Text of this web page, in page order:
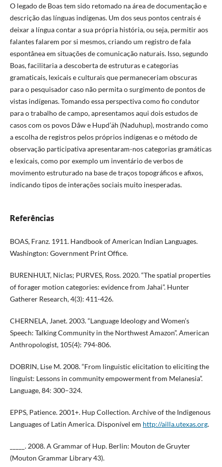
O legado de Boas tem sido retomado na área de documentação e
descrição das línguas indígenas. Um dos seus pontos centrais é
deixar a língua contar a sua própria história, ou seja, permitir aos
falantes falarem por si mesmos, criando um registro de fala
espontânea em situações de comunicação naturais. Isso, segundo
Boas, facilitaria a descoberta de estruturas e categorias
gramaticais, lexicais e culturais que permaneceriam obscuras
para o pesquisador caso não permita o surgimento de pontos de
vistas indígenas. Tomando essa perspectiva como fio condutor
para o trabalho de campo, apresentamos aqui dois estudos de
casos com os povos Dâw e Hupd’äh (Naduhup), mostrando como
a escolha de registros pelos próprios indígenas e o método de
observação participativa apresentaram-nos categorias gramáticas
e lexicais, como por exemplo um inventário de verbos de
movimento estruturado na base de traços topográficos e afixos,
indicando tipos de interações sociais muito inesperadas.
Referências
BOAS, Franz. 1911. Handbook of American Indian Languages.
Washington: Government Print Office.
BURENHULT, Niclas; PURVES, Ross. 2020. “The spatial properties
of forager motion categories: evidence from Jahai”. Hunter
Gatherer Research, 4(3): 411-426.
CHERNELA, Janet. 2003. “Language Ideology and Women’s
Speech: Talking Community in the Northwest Amazon”. American
Anthropologist, 105(4): 794-806.
DOBRIN, Lise M. 2008. “From linguistic elicitation to eliciting the
linguist: Lessons in community empowerment from Melanesia”.
Language, 84: 300–324.
EPPS, Patience. 2001+. Hup Collection. Archive of the Indigenous
Languages of Latin America. Disponível em http://ailla.utexas.org.
­_____. 2008. A Grammar of Hup. Berlin: Mouton de Gruyter
(Mouton Grammar Library 43).